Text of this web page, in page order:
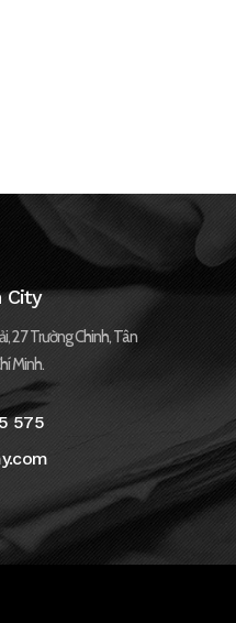
City
27 Trường Chinh, Tân
Minh.
575